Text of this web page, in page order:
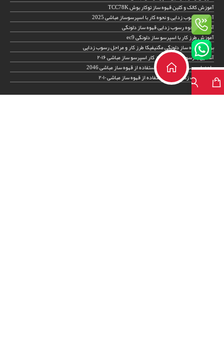
آموزش کالک و کلین قهوه ساز توکار بوش TCC78K
آموزش رسوب زدایی و نحوه کار با اسپرسوساز مباشی 2025
آشنایی با نحوه رسوب زدایی قهوه ساز دلونگی
آموزش طرز کار با اسپرسو ساز دلونگی ec9
بررسی قهوه ساز دلونگی مگنیفیکا طرز کار و مراحل رسوب زدایی
آشنایی با رسوب زدایی و طرز کار اسپرسو ساز مباشی ۲۰۱۶
راهنمای رسوب زدایی و طرز استفاده از قهوه ساز مباشی 2046
نحوه رسوب زدایی و طرز استفاده از قهوه ساز مباشی ۲۰۱۰
اطلاعات تماس